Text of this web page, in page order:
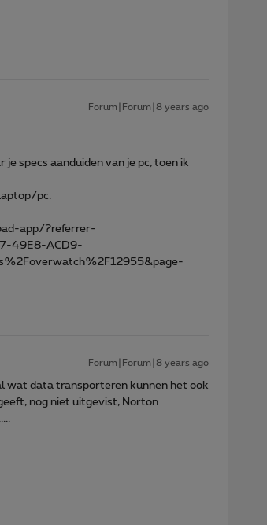
Forum|Forum|8 years ago
specs aanduiden van je pc, toen ik
pc.
app/?referrer-
49E8-ACD9-
Forum|Forum|8 years ago
wat data transporteren kunnen het ook
nog niet uitgevist, Norton